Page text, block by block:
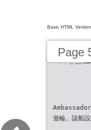
Basic HTML Version
Page
LIST
遊輪。該船